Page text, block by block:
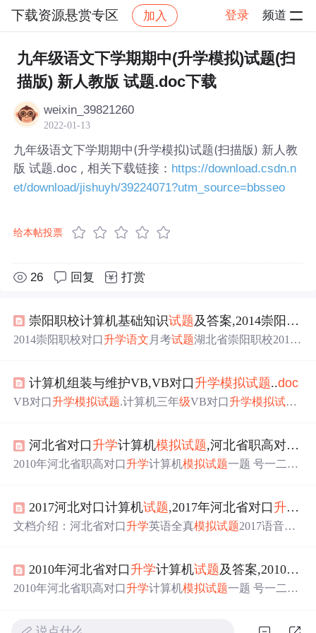
下载资源悬赏专区 加入 登录 频道
社区 下载资源悬赏专区 帖子详情
九年级语文下学期期中(升学模拟)试题(扫
描版) 新人教版 试题.doc下载
weixin_39821260
2022-01-13
九年级语文下学期期中(升学模拟)试题(扫描版) 新人教
版 试题.doc , 相关下载链接： https://download.csdn.n
et/download/jishuyh/39224071?utm_source=bbsseo
给本帖投票
26 回复 打赏
崇阳职校计算机基础知识试题及答案,2014崇阳职校对口
2014崇阳职校对口 升学语文 月考试题湖北省崇阳职校2014
祝 考 试 顺 利 ★注意事项：1．答卷前，考生务必将自己
的姓名、准考证号填写在试题卷和答题卡上，并将准考证
题...
计算机组装与维护VB,VB对口 升学模拟试题..doc
VB对口 升学模拟试题.计算机三年级VB对口 升学模拟试题
sual Basic中可以用类型说明符来标识变量的类型，其中表
示货币型的是_____。A. % B. # ...
河北省对口 升学计算机模拟试题,河北省职高对口
2010年河北省职高对口 升学计算机模拟试题一题 号一二三
试题卷中。第Ⅰ卷(选择题 共100分)得?分评?卷?人一、单
项选择题(本大题共50小题，每小题2分，共100分。在每小
计算机的主机由哪些...
2017河北对口计算机试题,2017年河北省对口 升学
文档介绍：河北省对口 升学英语全真模拟试题2017语音知
A. how B. allow C. slowly D. town( ) 4. cap...
2010年河北省对口 升学计算机试题及答案,2010年河北省职高对口
2010年河北省职高对口 升学计算机模拟试题一题 号一二三